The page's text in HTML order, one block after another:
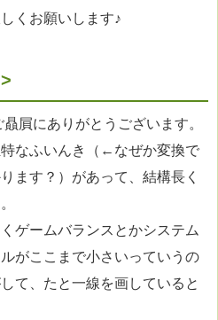
くお願いします♪
屓にありがとうございます。
なふいんき（←なぜか変換で
ます？）があって、結構長く
ゲームバランスとかシステム
がここまで小さいっていうの
て、たと一線を画していると